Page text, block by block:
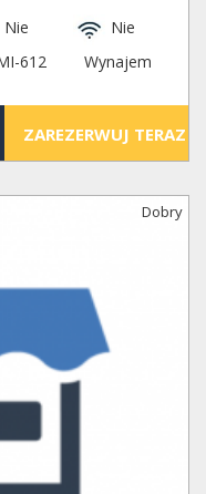
Nie
Nie
612
Wynajem
ZAREZERWUJ TERAZ
Dobry